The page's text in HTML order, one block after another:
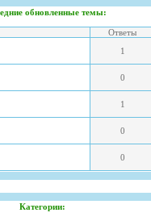
обновленные темы:
Ответы
1
0
1
0
0
Категории: